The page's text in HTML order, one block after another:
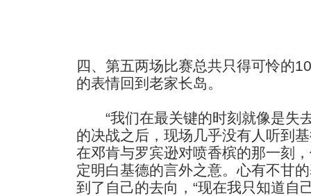
四、第五两场比赛总共只得可怜的
的表情回到老家长岛。
“我们在最关键的时刻就像是失
的决战之后，现场几乎没有人听到
在邓肯与罗宾逊对喷香槟的那一刻
定明白基德的言外之意。心有不甘
到了自己的去向，“现在我只知道自